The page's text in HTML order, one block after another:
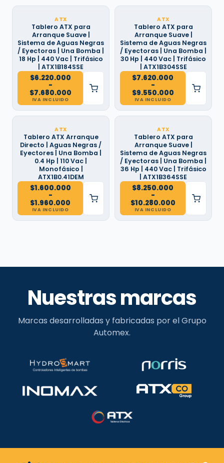
ATX
Tablero ATX para
Arranque Suave |
Sistema de Aguas Negras
/ Eyectoras | Una Bomba |
18 Hp | 440 Vac | Trifásico
| ATX1B184SSE
$6.220.000
-
$7.680.000
Rango
de
precios:
desde
hasta
$7.680.000
IVA INCLUIDO
ATX
Tablero ATX para
Arranque Suave |
Sistema de Aguas Negras
/ Eyectoras | Una Bomba |
30 Hp | 440 Vac | Trifásico
| ATX1B304SSE
$7.620.000
-
$9.550.000
Rango
de
precios:
desde
hasta
$9.550.000
IVA INCLUIDO
ATX
Tablero ATX Arranque
Directo | Aguas Negras /
Eyectores | Una Bomba |
0.4 Hp | 110 Vac |
Monofásico |
ATX1B0.41DEM
$1.600.000
-
$1.960.000
Rango
de
precios:
desde
IVA INCLUIDO
ATX
Tablero ATX para
Arranque Suave |
Sistema de Aguas Negras
/ Eyectoras | Una Bomba |
36 Hp | 440 Vac | Trifásico
| ATX1B364SSE
$8.250.000
-
$10.280.000
Rango
de
precios:
desde
IVA INCLUIDO
Nuestras marcas
Marcas desarrolladas y fabricadas por el Grupo
Automex.